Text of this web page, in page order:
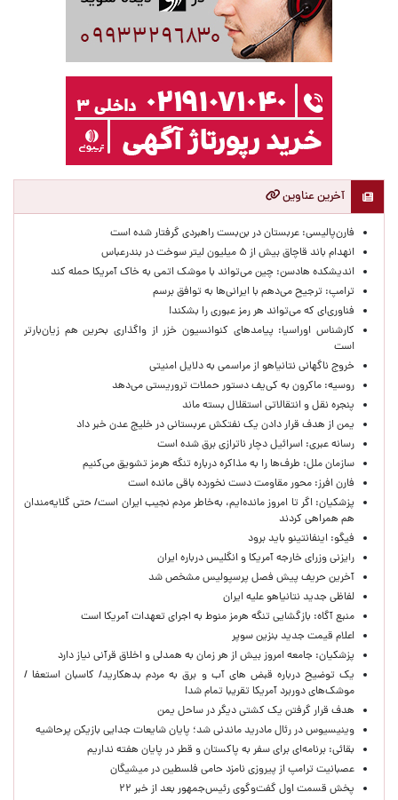
آخرین عناوین
فارن‌پالیسی: عربستان در بن‌بست راهبردی گرفتار شده است
انهدام باند قاچاق بیش از ۵ میلیون لیتر سوخت در بندرعباس
اندیشکده هادسن: چین می‌تواند با موشک اتمی به خاک آمریکا حمله کند
ترامپ: ترجیح می‌دهم با ایرانی‌‌ها به توافق برسم
فناوری‌ای که می‌تواند هر رمز عبوری را بشکند!
کارشناس اوراسیا: پیامدهای کنوانسیون خزر از واگذاری بحرین هم زیان‌بارتر
است
خروج ناگهانی نتانیاهو از مراسمی به دلایل امنیتی
روسیه: ماکرون به کی‌یف دستور حملات تروریستی می‌دهد
پنجره‌ نقل و انتقالاتی استقلال بسته ماند
یمن از هدف قرار دادن یک نفتکش عربستانی در خلیج عدن خبر داد
رسانه عبری: اسرائیل دچار ناترازی برق شده است
سازمان ملل: طرف‌ها را به مذاکره درباره تنگه هرمز تشویق می‌کنیم
فارن افرز: محور مقاومت دست نخورده باقی مانده است
پزشکیان: اگر تا امروز مانده‌ایم، به‌خاطر مردم نجیب ایران است/ حتی گلایه‌مندان
هم همراهی کردند
فیگو: اینفانتینو باید برود
رایزنی وزرای خارجه آمریکا و انگلیس درباره ایران
آخرین حریف پیش فصل پرسپولیس مشخص شد
لفاظی جدید نتانیاهو علیه ایران
منبع آگاه: بازگشایی تنگه هرمز منوط به اجرای تعهدات آمریکا است
اعلام قیمت جدید بنزین سوپر
پزشکیان: جامعه امروز بیش از هر زمان به همدلی و اخلاق قرآنی نیاز دارد
یک توضیح درباره قبض های آب و برق به مردم بدهکارید/ کاسبان استعفا /
موشک‌های دوربرد آمریکا تقریبا تمام شد!
هدف قرار گرفتن یک کشتی دیگر در ساحل یمن
وینیسیوس در رئال مادرید ماندنی شد؛ پایان شایعات جدایی بازیکن پرحاشیه
بقائی: برنامه‌ای برای سفر به پاکستان و قطر در پایان هفته نداریم
عصبانیت ترامپ از پیروزی نامزد حامی فلسطین در میشیگان
پخش قسمت اول گفت‌وگوی رئیس‌جمهور بعد از خبر ۲۲